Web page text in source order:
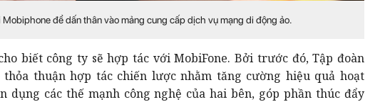
Mobiphone để dấn thân vào mảng cung cấp dịch vụ mạng di động ảo.
biết công ty sẽ hợp tác với MobiFone. Bởi trước đó, Tập đoàn
thỏa thuận hợp tác chiến lược nhằm tăng cường hiệu quả hoạt
dụng các thế mạnh công nghệ của hai bên, góp phần thúc đẩy